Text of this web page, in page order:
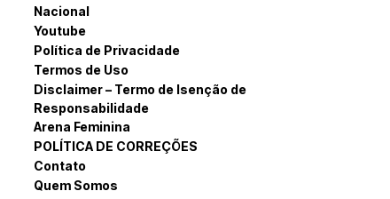
Nacional
Youtube
Política de Privacidade
Termos de Uso
Disclaimer – Termo de Isenção de
Responsabilidade
Arena Feminina
POLÍTICA DE CORREÇÕES
Contato
Quem Somos